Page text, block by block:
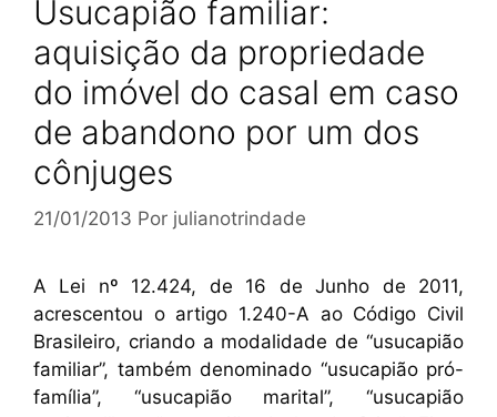
Usucapião familiar:
aquisição da propriedade
do imóvel do casal em caso
de abandono por um dos
cônjuges
21/01/2013 Por julianotrindade
A Lei nº 12.424, de 16 de Junho de 2011,
acrescentou o artigo 1.240-A ao Código Civil
Brasileiro, criando a modalidade de “usucapião
familiar”, também denominado “usucapião pró-
família”, “usucapião marital”, “usucapião